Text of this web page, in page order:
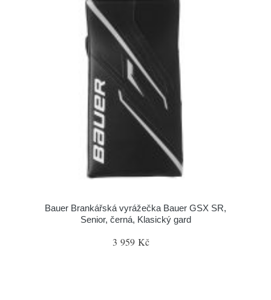
Bauer Brankářská vyrážečka Bauer GSX SR,
Senior, černá, Klasický gard
3 959 Kč